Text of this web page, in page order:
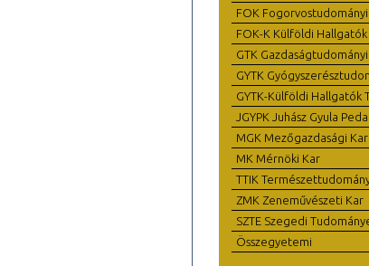
FOK
FOK-K Külföldi Hallgatók
GTK
GYTK
GYTK-Külföldi Hallgatók
JGYPK Juhász Gyula
MGK Mezőgazdasági Kar
MK Mérnöki Kar
TTIK
ZMK Zeneművészeti Kar
SZTE Szegedi
Összegyetemi